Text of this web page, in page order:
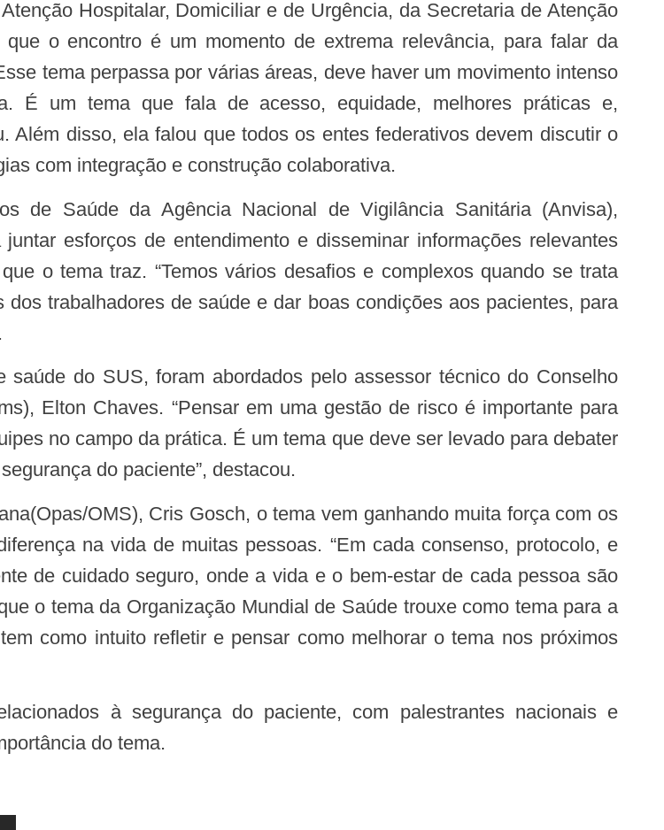
o encontro é um momento de extrema relevância, para falar da
tema perpassa por várias áreas, deve haver um movimento intenso
É um tema que fala de acesso, equidade, melhores práticas e,
Além disso, ela falou que todos os entes federativos devem discutir o
com integração e construção colaborativa.
esforços de entendimento e disseminar informações relevantes
o tema traz. “Temos vários desafios e complexos quando se trata
trabalhadores de saúde e dar boas condições aos pacientes, para
Elton Chaves. “Pensar em uma gestão de risco é importante para
no campo da prática. É um tema que deve ser levado para debater
do paciente”, destacou.
na vida de muitas pessoas. “Em cada consenso, protocolo, e
de cuidado seguro, onde a vida e o bem-estar de cada pessoa são
o tema da Organização Mundial de Saúde trouxe como tema para a
como intuito refletir e pensar como melhorar o tema nos próximos
do tema.